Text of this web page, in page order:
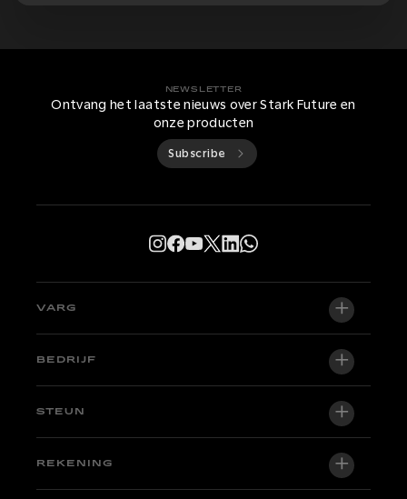
NEWSLETTER
Ontvang het laatste nieuws over Stark Future en
onze producten
Subscribe
VARG
VARG EX
Fabriekseditie
Motoren op voorraad
BEDRIJF
Over ons
STEUN
Ondersteuningscentrum
REKENING